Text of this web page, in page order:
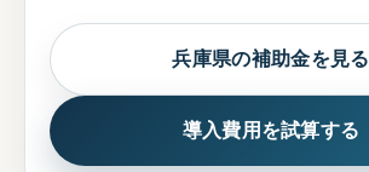
兵庫県の補助金を見る
導入費用を試算する